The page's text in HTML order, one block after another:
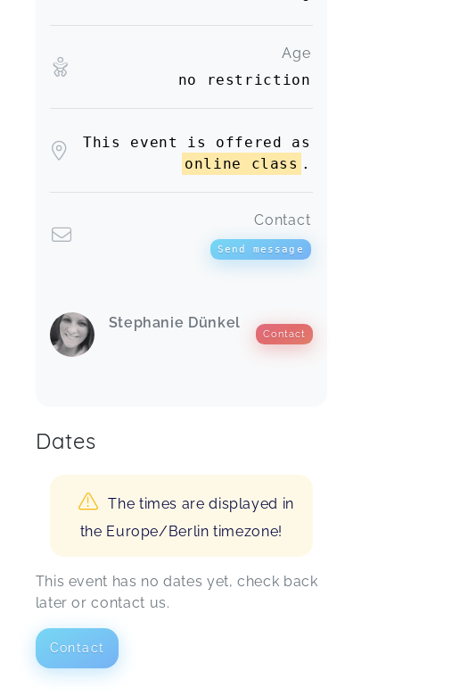
Age
no restriction
This event is offered as
online class .
Contact
Send message
Stephanie Dünkel
Contact
Dates
The times are displayed in
the Europe/Berlin timezone!
This event has no dates yet, check back
later or contact us.
Contact